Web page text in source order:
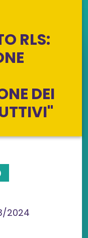
RLS:
DEI
2024